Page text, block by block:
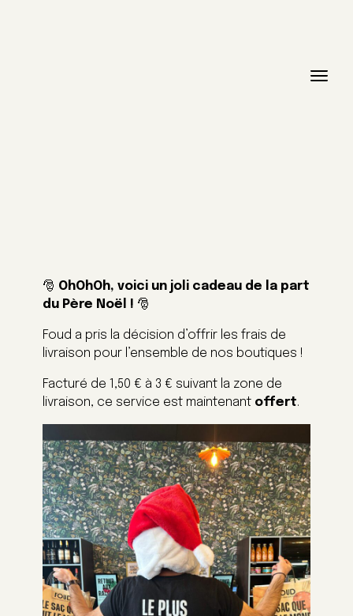
🎅 OhOhOh, voici un joli cadeau de la part
du Père Noël ! 🎅
Foud a pris la décision d’offrir les frais de
livraison pour l’ensemble de nos boutiques !
Facturé de 1,50 € à 3 € suivant la zone de
livraison, ce service est maintenant offert.